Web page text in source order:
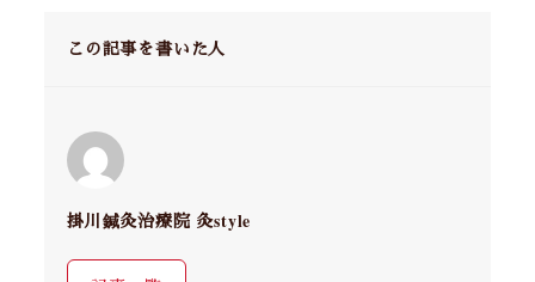
この記事を書いた人
掛川鍼灸治療院 灸style